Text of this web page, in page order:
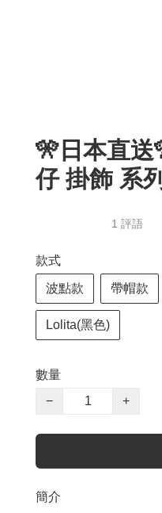
🎌日本直
仔 掛飾 系列
1 評語
款式
波點款 帶帽款
Lolita(黑色)
數量
−
+
簡介